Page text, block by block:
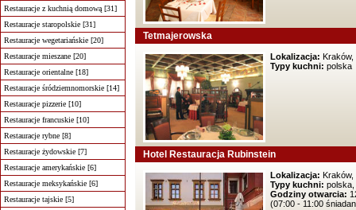
Restauracje z kuchnią domową [31]
Restauracje staropolskie [31]
Restauracje wegetariańskie [20]
Restauracje mieszane [20]
Restauracje orientalne [18]
Restauracje śródziemnomorskie [14]
Restauracje pizzerie [10]
Restauracje francuskie [10]
Restauracje rybne [8]
Restauracje żydowskie [7]
Restauracje amerykańskie [6]
Restauracje meksykańskie [6]
Restauracje tajskie [5]
Tetmajerowska
Lokalizacja: Kraków,
Typy kuchni: polska
Hotel Restauracja Rubinstein
Lokalizacja: Kraków,
Typy kuchni:
Godziny otwarcia:
(07:00 - 11:00